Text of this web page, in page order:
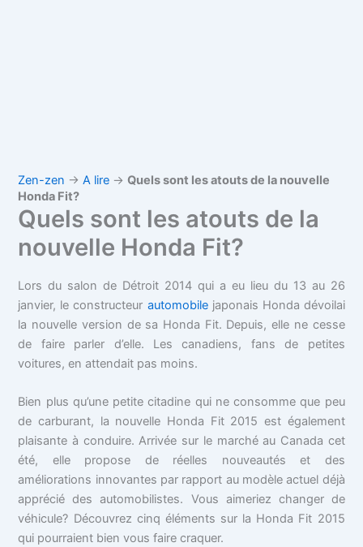
Zen-zen →A lire →Quels sont les atouts de la nouvelle
Honda Fit?
Quels sont les atouts de la
nouvelle Honda Fit?
Lors du salon de Détroit 2014 qui a eu lieu du 13 au 26
janvier, le constructeur automobilejaponais Honda dévoilai
la nouvelle version de sa Honda Fit. Depuis, elle ne cesse
de faire parler d’elle. Les canadiens, fans de petites
voitures, en attendait pas moins.
Bien plus qu’une petite citadine qui ne consomme que peu
de carburant, la nouvelle Honda Fit 2015 est également
plaisante à conduire. Arrivée sur le marché au Canada cet
été, elle propose de réelles nouveautés et des
améliorations innovantes par rapport au modèle actuel déjà
apprécié des automobilistes. Vous aimeriez changer de
véhicule? Découvrez cinq éléments sur la Honda Fit 2015
qui pourraient bien vous faire craquer.